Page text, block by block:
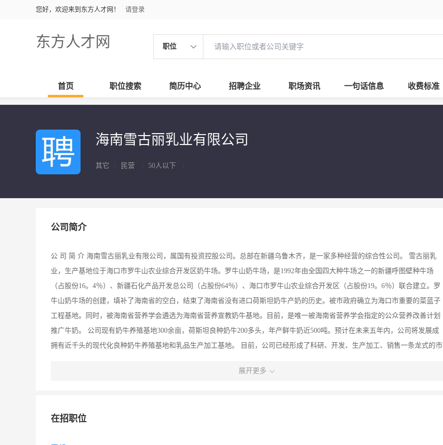
您好，欢迎来到东方人才网！ 请登录
东方人才网 职位
首页 职位搜索 简历中心 招聘企业 职场资讯 一句话信息 收费标准
海南雪古丽乳业有限公司
其它 民营 50人以下
公司简介
公 司 简 介 海南雪古丽乳业有限公司，属国有投资控股公司。总部在新疆乌鲁木齐，是一家多种经营的综合性公司。 雪古丽乳
业，生产基地位于海口市罗牛山农业综合开发区奶牛场。罗牛山奶牛场，是1992年由全国四大种牛场之一的新疆呼图壁种牛场
（占股份16。4％）、新疆石化产品开发总公司（占股份64％）、海口市罗牛山农业综合开发区（占股份19。6％）联合建立。罗
牛山奶牛场的创建，填补了海南省的空白，结束了海南省没有进口荷斯坦奶牛产奶的历史。被市政府确立为海口市重要的菜蓝子
工程基地。同时，被海南省营养学会遴选为海南省营养宣教奶牛基地。目前，是唯一被海南省营养学会指定的公众营养改善计划
推广牛奶。 公司现有奶牛养殖基地300余亩，荷斯坦良种奶牛200多头，年产鲜牛奶近500吨。预计在未来五年内，公司将发展成
拥有近千头的现代化良种奶牛养殖基地和乳品生产加工基地。 目前，公司已经形成了科研、开发、生产加工、销售一条龙式的市
牛奶罐装生产线，一流的质量检测体系，充分保证了产品的质量。公司生产的雪古丽生鲜牛奶、纯鲜牛奶、纯甜牛奶、纯酸牛
展开更多
在招职位